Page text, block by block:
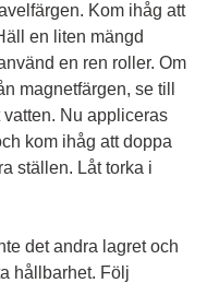
Kom ihåg att
en liten mängd
en ren roller. Om
magnetfärgen, se till
Nu appliceras
kom ihåg att doppa
ställen. Låt torka i
det andra lagret och
hållbarhet. Följ